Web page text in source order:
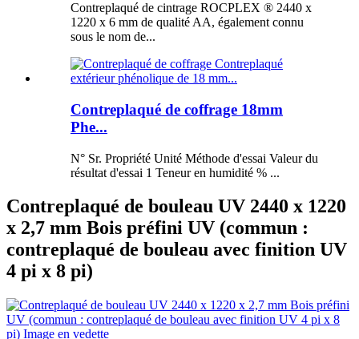
Contreplaqué de cintrage ROCPLEX ® 2440 x
1220 x 6 mm de qualité AA, également connu
sous le nom de...
Contreplaqué de coffrage 18mm
Phe...
N° Sr. Propriété Unité Méthode d'essai Valeur du
résultat d'essai 1 Teneur en humidité % ...
Contreplaqué de bouleau UV 2440 x 1220
x 2,7 mm Bois préfini UV (commun :
contreplaqué de bouleau avec finition UV
4 pi x 8 pi)